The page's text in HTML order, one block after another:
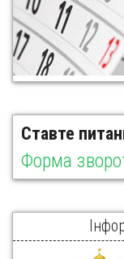
Ставте
Форма